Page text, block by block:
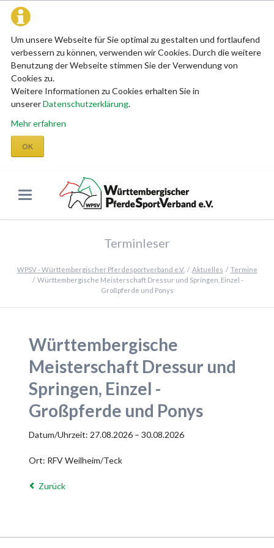
Um unsere Webseite für Sie optimal zu gestalten und fortlaufend
verbessern zu können, verwenden wir Cookies. Durch die weitere
Benutzung der Webseite stimmen Sie der Verwendung von
Cookies zu.
Weitere Informationen zu Cookies erhalten Sie in
unsererDatenschutzerklärung.
Mehr erfahren
OK
Terminleser
WPSV - Württembergischer Pferdesportverband e.V. Aktuelles
Termine
Württembergische Meisterschaft Dressur und Springen, Einzel -
Großpferde und Ponys
Württembergische
Meisterschaft Dressur und
Springen, Einzel -
Großpferde und Ponys
Datum/Uhrzeit: 27.08.2026 – 30.08.2026
Ort: RFV Weilheim/Teck
Zurück